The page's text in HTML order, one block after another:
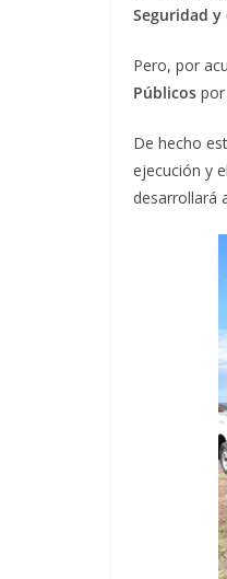
Seguridad
Pero, por
Públicos por
De hecho
ejecución y
desarrollará